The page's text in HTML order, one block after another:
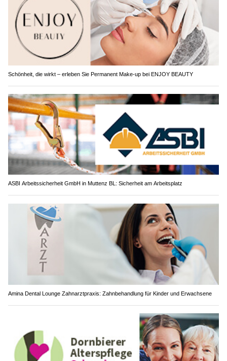
Schönheit, die wirkt – erleben Sie Permanent Make-up bei ENJOY BEAUTY
ASBI Arbeitssicherheit GmbH in Muttenz BL: Sicherheit am Arbeitsplatz
Amina Dental Lounge Zahnarztpraxis: Zahnbehandlung für Kinder und Erwachsene